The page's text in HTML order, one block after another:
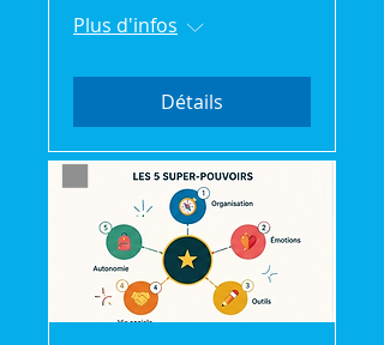
Plus d'infos
Détails